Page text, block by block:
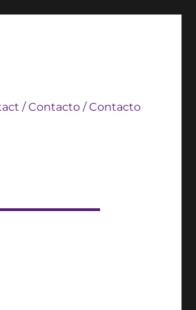
/ Contacto / Contacto